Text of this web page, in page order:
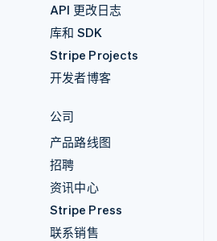
API 更改日志
库和 SDK
Stripe Projects
开发者博客
公司
产品路线图
招聘
资讯中心
Stripe Press
联系销售